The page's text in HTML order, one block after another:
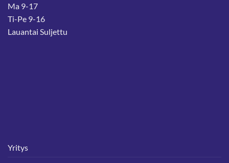
Ma 9-17
Ti-Pe 9-16
Lauantai Suljettu
Yritys